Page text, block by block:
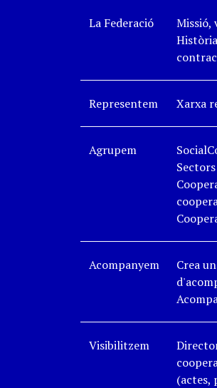
La Federació
Missió,
Història
Representem Xarxa
Agrupem
Acompanyem Crea
Visibilitzem
(actes,